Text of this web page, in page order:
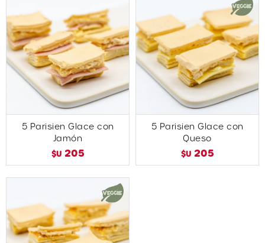
5 Parisien Glace con
Jamón
$U 205
5 Parisien Glace con
Queso
$U 205